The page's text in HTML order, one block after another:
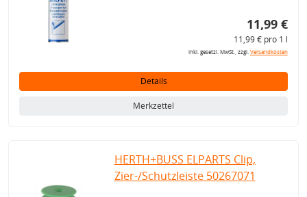
11,99 €
11,99 € pro 1 l
inkl. gesetzl. MwSt., zzgl.Versandkosten
Details
Merkzettel
HERTH+BUSS ELPARTS Clip,
Zier-/Schutzleiste 50267071